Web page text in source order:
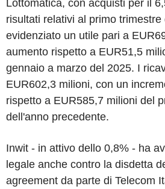
Lottomatica, con acquisti per il
risultati relativi al primo
evidenziato un utile pari a
aumento rispetto a EUR51,5
gennaio a marzo del 2025. I
EUR602,3 milioni, con un
rispetto a EUR585,7 milioni del
dell'anno precedente.
Inwit - in attivo dello 0,8% - ha
legale anche contro la disdetta
agreement da parte di Telecom